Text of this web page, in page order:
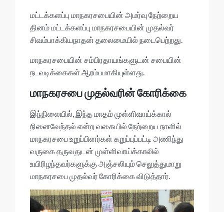
p k
மட்டக்களப்பு மாநகரசபையின் அமர்வு நேற்றைய
தினம் மட்டக்களப்பு மாநகரசபையின் முதல்வர்
சிவம்பாக்கியநாதன் தலைமையில் நடைபெற்றது.
மாநகரசபையின் சம்பிரதாயங்களுடன் சபையின்
நடவடிக்கைகள் ஆரம்பமாகியுள்ளது.
மாநகரசபை முதல்வரின் கோரிக்கை
இந்நிலையில், இந்த மாதம் முள்ளிவாய்க்கால்
நினைவேந்தல் என்ற வகையில் நேற்றைய நாளில்
மாநகரசபை உறுப்பினர்கள் கறுப்புப்பட்டி அணிந்து
வருகை தருவதுடன் முள்ளிவாய்க்காலில்
உயிரிழந்தவர்களுக்கு அஞ்சலியும் செலுத்துமாறு
மாநகரசபை முதல்வர் கோரிக்கை விடுத்தார்.